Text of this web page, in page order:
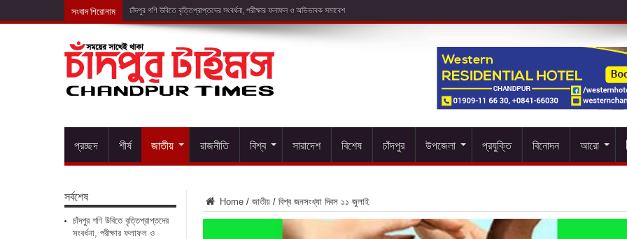
সংবাদ শিরোনাম হাজীগঞ্জে শিশু ধ
প্রচ্ছদ শীর্ষ জাতীয় রাজনীতি বিশ্ব সারাদেশ বিশেষ চাঁদপুর উপজেলা প্রযুক্তি বিনোদন আরো
Home / জাতীয় / বিশ্ব জনসংখ্যা দিবস ১১ জুলাই
সর্বশেষ
চাঁদপুর গণি উবিতে বৃত্তিপ্রাপ্তদের
সংবর্ধনা, পরীক্ষার ফলাফল ও